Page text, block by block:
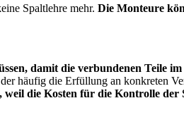
Spaltlehre mehr. Die Monteure
damit die verbundenen Teile
häufig die Erfüllung an konkreten
die Kosten für die Kontrolle